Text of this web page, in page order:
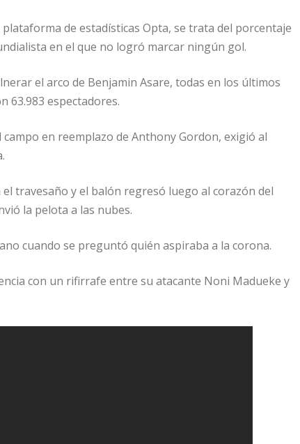
de estadísticas Opta, se trata del porcentaje
en el que no logró marcar ningún gol.
el arco de Benjamin Asare, todas en los últimos
63.983 espectadores.
en reemplazo de Anthony Gordon, exigió al
travesaño y el balón regresó luego al corazón del
la pelota a las nubes.
cuando se preguntó quién aspiraba a la corona.
con un rifirrafe entre su atacante Noni Madueke y